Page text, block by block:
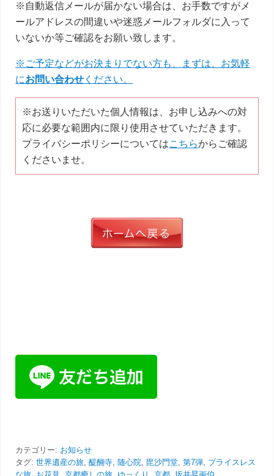
※自動返信メールが届かない場合は、お手数ですがメ
ールアドレスの間違いや迷惑メールフォルダに入って
いないか等ご確認をお願い致します。
※ご予定などがお決まりでない方も、まずは、お気軽
にお問い合わせ ください。
※お送りいただいた個人情報は、お申し込みへの対
応に必要な範囲内に限り使用させていただきます。
プライバシーポリシーについてはこちらからご確認
くださいませ。
カテゴリー: お知らせ
タグ: 世界遺産の旅, 醍醐寺, 随心院, 毘沙門堂, 第7弾, プライスレス